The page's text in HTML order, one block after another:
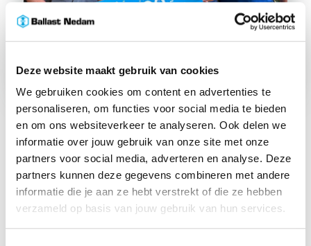
Deze website maakt gebruik van cookies
We gebruiken cookies om content en advertenties te
personaliseren, om functies voor social media te bieden
en om ons websiteverkeer te analyseren. Ook delen we
informatie over jouw gebruik van onze site met onze
partners voor social media, adverteren en analyse. Deze
partners kunnen deze gegevens combineren met andere
informatie die je aan ze hebt verstrekt of die ze hebben
verzameld op basis van jouw gebruik van hun services.
Omgeschoold
Het BHV-team op het hoofdkantoor heeft in de
afgelopen periode een professionaliseringsslag
gemaakt. De ongeveer vijfentwintig leden voeren
vaker overleg en hebben elkaar beter leren kennen. Zo